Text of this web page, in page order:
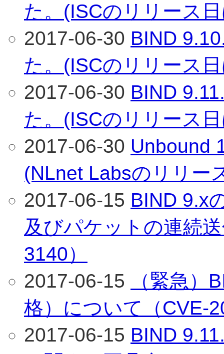
た。(ISCのリリース
2017-06-30 BIND
た。(ISCのリリース
2017-06-30 BIND
た。(ISCのリリース
2017-06-30 Unbound
(NLnet Labsのリリー
2017-06-15 BIND 9.x
及びパケットの連続
3140）
2017-06-15
（緊急）
格）について（CVE-
2017-06-15 BIND